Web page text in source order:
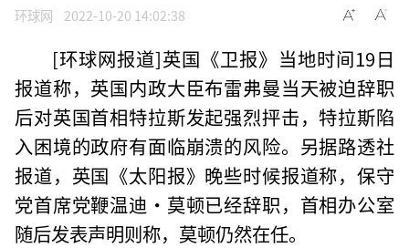
环球网 2022-10-20 14:02:38
[环球网报道]英国《卫报》当地时间19日
报道称，英国内政大臣布雷弗曼当天被迫辞职
后对英国首相特拉斯发起强烈抨击，特拉斯陷
入困境的政府有面临崩溃的风险。另据路透社
报道，英国《太阳报》晚些时候报道称，保守
党首席党鞭温迪•莫顿已经辞职，首相办公室
随后发表声明则称，莫顿仍然在任。